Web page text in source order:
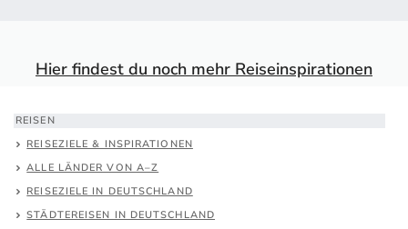
Hier findest du noch mehr Reiseinspirationen
REISEN
REISEZIELE & INSPIRATIONEN
ALLE LÄNDER VON A–Z
REISEZIELE IN DEUTSCHLAND
STÄDTEREISEN IN DEUTSCHLAND